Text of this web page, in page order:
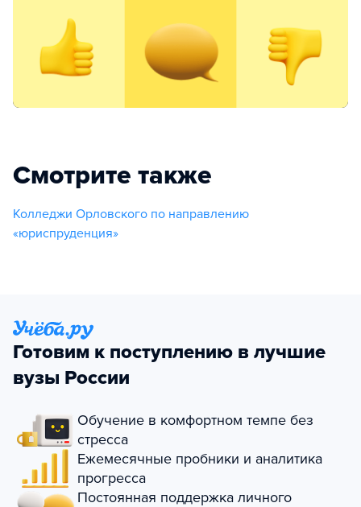
Смотрите также
Колледжи Орловского по направлению
«юриспруденция»
Готовим к поступлению в лучшие
вузы России
Обучение в комфортном темпе без
стресса
Ежемесячные пробники и аналитика
прогресса
Постоянная поддержка личного